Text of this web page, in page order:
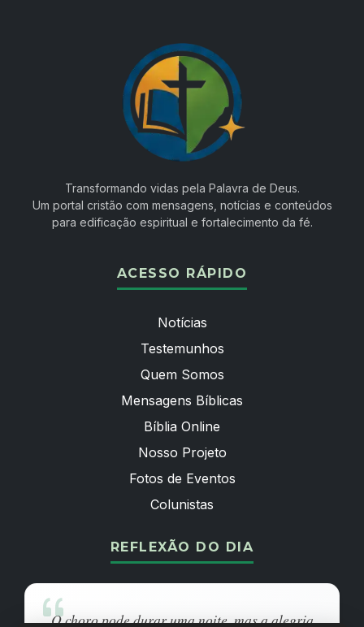
Transformando vidas pela Palavra de Deus.
Um portal cristão com mensagens, notícias e conteúdos
para edificação espiritual e fortalecimento da fé.
ACESSO RÁPIDO
Notícias
Testemunhos
Quem Somos
Mensagens Bíblicas
Bíblia Online
Nosso Projeto
Fotos de Eventos
Colunistas
REFLEXÃO DO DIA
O choro pode durar uma noite, mas a alegria